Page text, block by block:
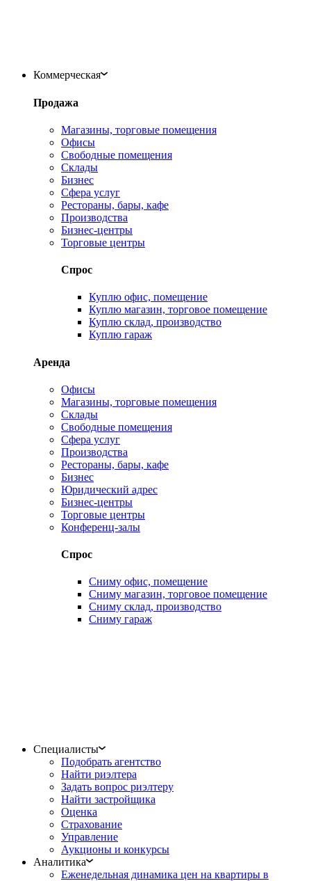
Коммерческая
Продажа
Магазины, торговые помещения
Офисы
Свободные помещения
Склады
Бизнес
Сфера услуг
Рестораны, бары, кафе
Производства
Бизнес-центры
Торговые центры
Спрос
Куплю офис, помещение
Куплю магазин, торговое помещение
Куплю склад, производство
Куплю гараж
Аренда
Офисы
Магазины, торговые помещения
Склады
Свободные помещения
Сфера услуг
Производства
Рестораны, бары, кафе
Бизнес
Юридический адрес
Бизнес-центры
Торговые центры
Конференц-залы
Спрос
Сниму офис, помещение
Сниму магазин, торговое помещение
Сниму склад, производство
Сниму гараж
Специалисты
Подобрать агентство
Найти риэлтера
Задать вопрос риэлтеру
Найти застройщика
Оценка
Страхование
Управление
Аукционы и конкурсы
Аналитика
Еженедельная динамика цен на квартиры в